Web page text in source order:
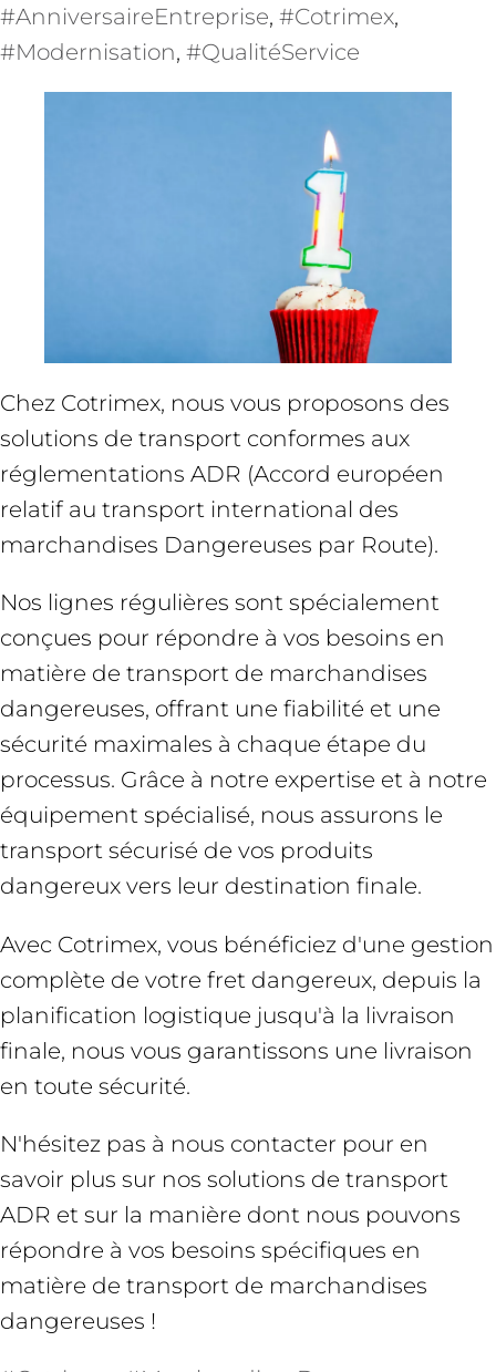
#AnniversaireEntreprise, #Cotrimex
#Modernisation, #QualitéService
Chez Cotrimex, nous vous proposons des
solutions de transport conformes aux
réglementations ADR (Accord européen
relatif au transport international des
marchandises Dangereuses par Route).
Nos lignes régulières sont spécialement
conçues pour répondre à vos besoins en
matière de transport de marchandises
dangereuses, offrant une fiabilité et une
sécurité maximales à chaque étape du
processus. Grâce à notre expertise et à notre
équipement spécialisé, nous assurons le
transport sécurisé de vos produits
dangereux vers leur destination finale.
Avec Cotrimex, vous bénéficiez d'une gestion
complète de votre fret dangereux, depuis la
planification logistique jusqu'à la livraison
finale, nous vous garantissons une livraison
en toute sécurité.
N'hésitez pas à nous contacter pour en
savoir plus sur nos solutions de transport
ADR et sur la manière dont nous pouvons
répondre à vos besoins spécifiques en
matière de transport de marchandises
dangereuses !